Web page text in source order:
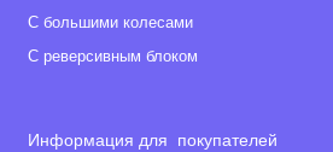
С большими колесами
С реверсивным блоком
Информация для покупателей